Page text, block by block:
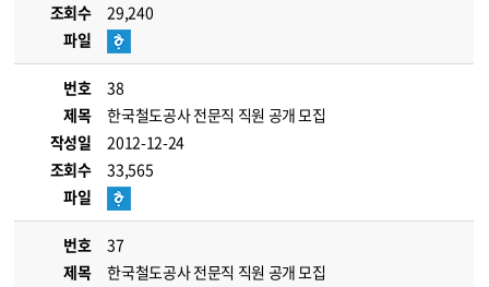
조회수
29,240
파일
번호
38
제목
한국철도공사 전문직 직원 공개 모집
작성일
2012-12-24
조회수
33,565
파일
번호
37
제목
한국철도공사 전문직 직원 공개 모집